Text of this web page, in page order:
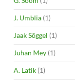
J. Umblia (1)
Jaak Sõggel (1)
Juhan Mey (1)
A. Latik (1)